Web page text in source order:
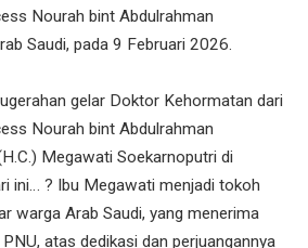
Nourah bint Abdulrahman
Saudi, pada 9 Februari 2026.
gelar Doktor Kehormatan dari
Nourah bint Abdulrahman
Megawati Soekarnoputri di
ini… ? Ibu Megawati menjadi tokoh
warga Arab Saudi, yang menerima
atas dedikasi dan perjuangannya